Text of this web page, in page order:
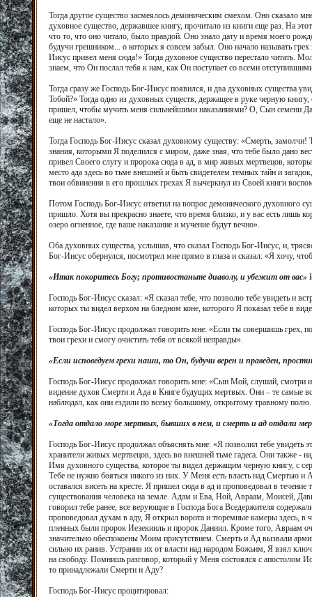
Тогда другое существо засмеялось демоническим смехом. Оно сказало
духовное существо, державшее книгу, прочитало из книги еще раз. На
что то, что оно читало, было правдой. Оно знало дату и время моего
будучи грешником... о которых я совсем забыл. Оно начало называть
Иисус привел меня сюда!» Тогда духовное существо перестало читать.
знаем, что Он послал тебя к нам, как Он поступает со всеми
Тогда сразу же Господь Бог-Иисус появился, и два духовных существа
Тобой?» Тогда одно из духовных существ, держащее в руке черную
пришел, чтобы мучить меня сильнейшими наказаниями? О, Сын семени
еще не настало».
Тогда Господь Бог-Иисус сказал духовному существу: «Смерть,
знания, которыми Я поделился с миром, даже зная, что тебе было дано
привел Своего слугу и пророка сюда в ад, в мир живых мертвецов,
место ада здесь во тьме внешней и быть свидетелем темных тайн и
твои обвинения в его прошлых грехах Я вычеркнул из Своей книги
Потом Господь Бог-Иисус ответил на вопрос демонического духовного
пришло. Хотя вы прекрасно знаете, что время близко, и у вас есть лишь
озеро огненное, где ваше наказание и мучение будут вечно».
Оба духовных существа, услышав, что сказал Господь Бог-Иисус, и,
Бог-Иисус обернулся, посмотрел мне прямо в глаза и сказал: «Я хочу,
«Итак покоритесь Богу; противостаньте диаволу, и убежит от вас»
Господь Бог-Иисус сказал: «Я сказал тебе, что позволю тебе увидеть и
которых ты видел верхом на бледном коне, которого Я показал тебе в
Господь Бог-Иисус продолжал говорить мне: «Если ты совершишь грех,
твои грехи и смогу очистить тебя от всякой неправды».
«Если исповедуем грехи наши, то Он, будучи верен и праведен,
Господь Бог-Иисус продолжал говорить мне: «Сын Мой, слушай, смотри
видение духов Смерти и Ада в Книге будущих мертвых. Они – те самые
наблюдал, как они ездили по всему большому, открытому травному
«Тогда отдало море мертвых, бывших в нем, и смерть и ад отдали
Господь Бог-Иисус продолжал объяснять мне: «Я позволил тебе
хранители живых мертвецов, здесь во внешней тьме гадеса. Они также -
Имя духовного существа, которое ты видел держащим черную книгу, с
Тебе не нужно бояться никого из них. У Меня есть власть над
оставался висеть на кресте. Я пришел сюда в ад и проповедовал в
существования человека на земле. Адам и Ева, Ной, Авраам, Моисей,
говорил тебе ранее, все верующие в Господа Бога Вседержителя
проповедовал духам в аду, Я открыл ворота и тюремные камеры здесь, в
пленных были пророк Иезекииль и пророк Даниил. Кроме того, Авраам
значительно обеспокоены Моим присутствием. Смерть и Ад вызвали
сильно их ранив. Устранив их от власти над народом Божьим, Я взял
на свободу. Помнишь разговор, который у Меня состоялся с апостолом
то принадлежали Смерти и Аду?
Господь Бог-Иисус процитировал: